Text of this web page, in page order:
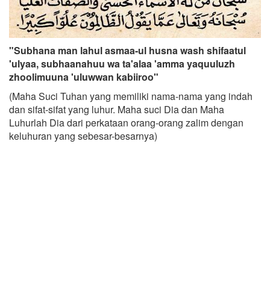
"Subhana man lahul asmaa-ul husna wash shifaatul
'ulyaa, subhaanahuu wa ta'alaa 'amma yaquuluzh
zhoolimuuna 'uluwwan kabiiroo"
(Maha Suci Tuhan yang memiliki nama-nama yang indah
dan sifat-sifat yang luhur. Maha suci Dia dan Maha
Luhurlah Dia dari perkataan orang-orang zalim dengan
keluhuran yang sebesar-besarnya)